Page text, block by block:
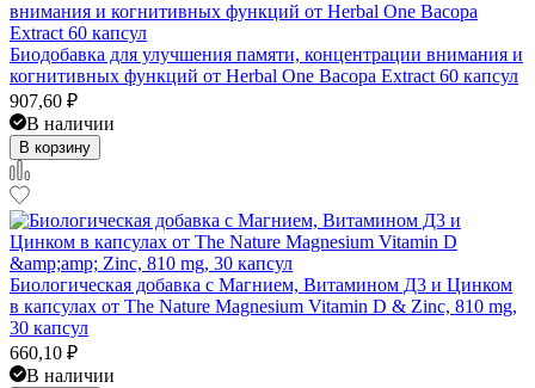
Биодобавка для улучшения памяти, концентрации внимания и
когнитивных функций от Herbal One Bacopa Extract 60 капсул
907,60 ₽
В наличии
В корзину
Биологическая добавка с Магнием, Витамином Д3 и Цинком
в капсулах от The Nature Magnesium Vitamin D & Zinc, 810 mg,
30 капсул
660,10 ₽
В наличии